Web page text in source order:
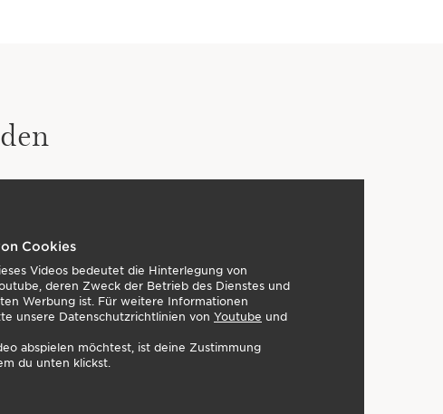
Cookies
Videos bedeutet die Hinterlegung von
deren Zweck der Betrieb des Dienstes und
Werbung ist. Für weitere Informationen
unsere Datenschutzrichtlinien von Youtube und
abspielen möchtest, ist deine Zustimmung
du unten klickst.